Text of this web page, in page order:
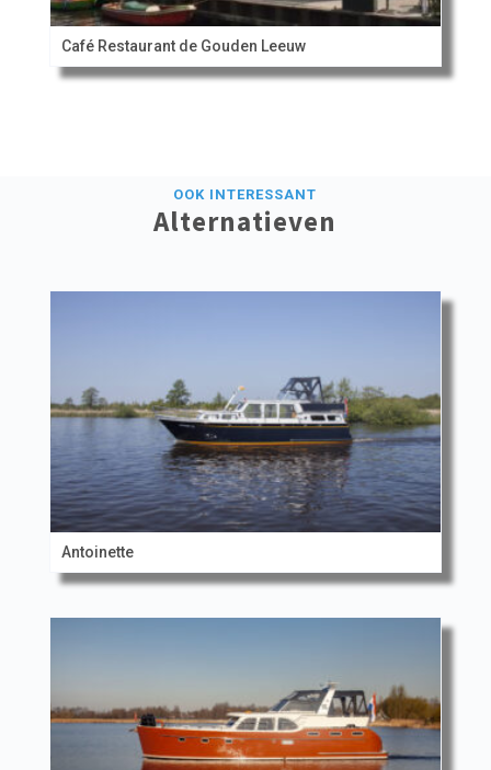
Café Restaurant de Gouden Leeuw
OOK INTERESSANT
Alternatieven
Antoinette